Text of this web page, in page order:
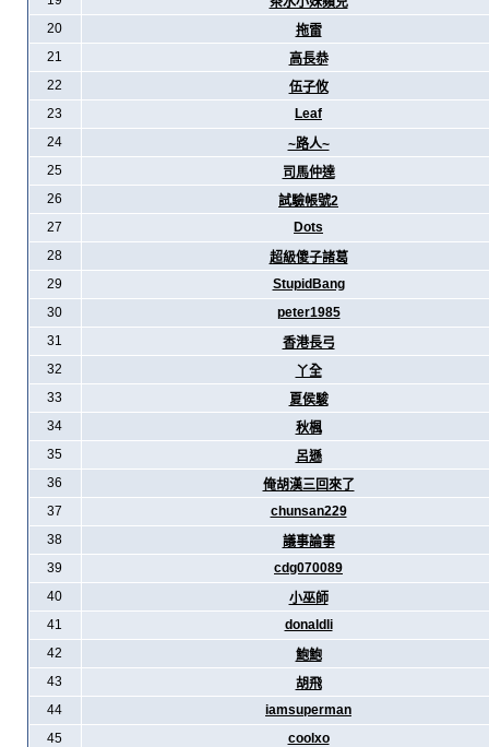
20
拖雷
21
高長恭
22
伍子攸
23
Leaf
24
~路人~
25
司馬仲達
26
試驗帳號2
27
Dots
28
超級傻子諸葛
29
StupidBang
30
peter1985
31
香港長弓
32
丫全
33
夏侯駿
34
秋楓
35
呂遜
36
俺胡漢三回來了
37
chunsan229
38
議事論事
39
cdg070089
40
小巫師
41
donaldli
42
鮑鮑
43
胡飛
44
iamsuperman
45
coolxo